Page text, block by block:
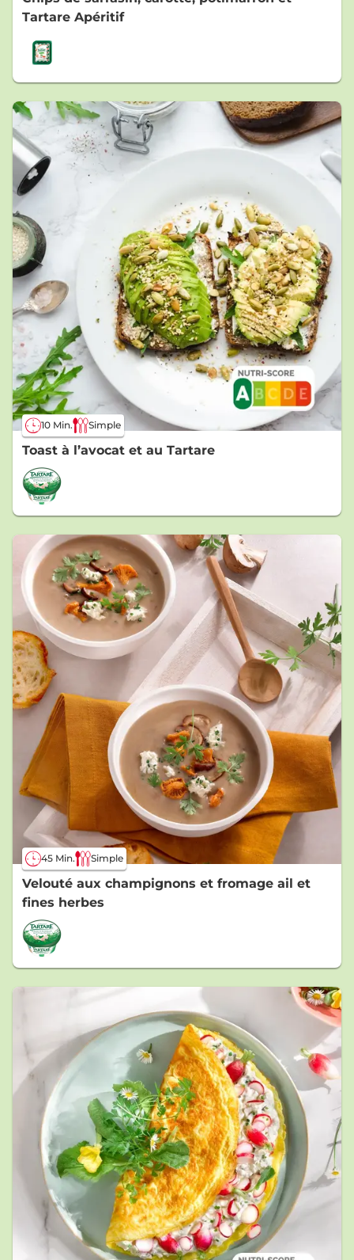
Tartare Apéritif
10 Min. Simple
Toast à l’avocat et au Tartare
45 Min. Simple
Velouté aux champignons et fromage ail et
fines herbes